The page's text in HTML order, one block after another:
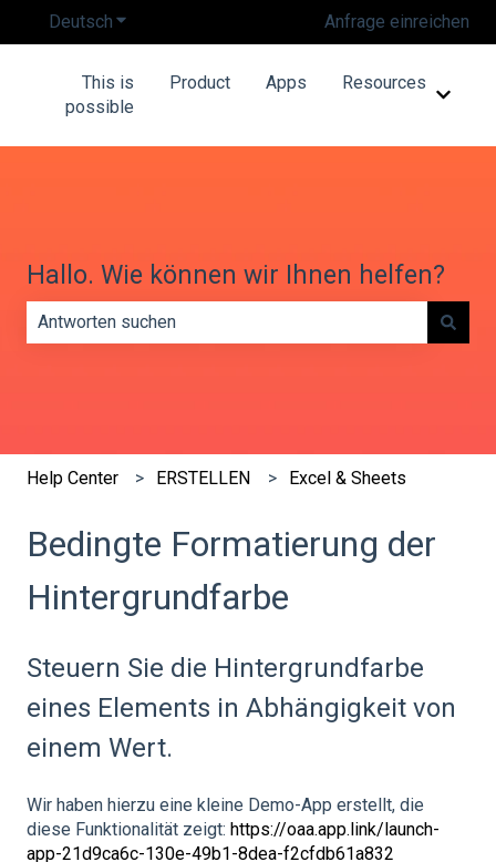
Deutsch Untermenü für Übersetzungen anzeigen
Anfrage einreichen
This is
possible
Product Apps
Resources
Hallo. Wie können wir Ihnen helfen?
Help Center ERSTELLEN Excel & Sheets
Bedingte Formatierung der
Hintergrundfarbe
Steuern Sie die Hintergrundfarbe
eines Elements in Abhängigkeit von
einem Wert.
Wir haben hierzu eine kleine Demo-App erstellt, die
diese Funktionalität zeigt: https://oaa.app.link/launch-
app-21d9ca6c-130e-49b1-8dea-f2cfdb61a832